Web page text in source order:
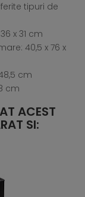
tipuri de
x 31 cm
40,5 x 76 x
cm
cm
ACEST
SI: